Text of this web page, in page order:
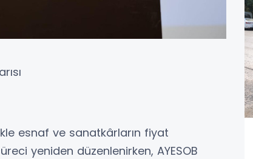
esnaf ve sanatkârların fiyat
yeniden düzenlenirken, AYESOB